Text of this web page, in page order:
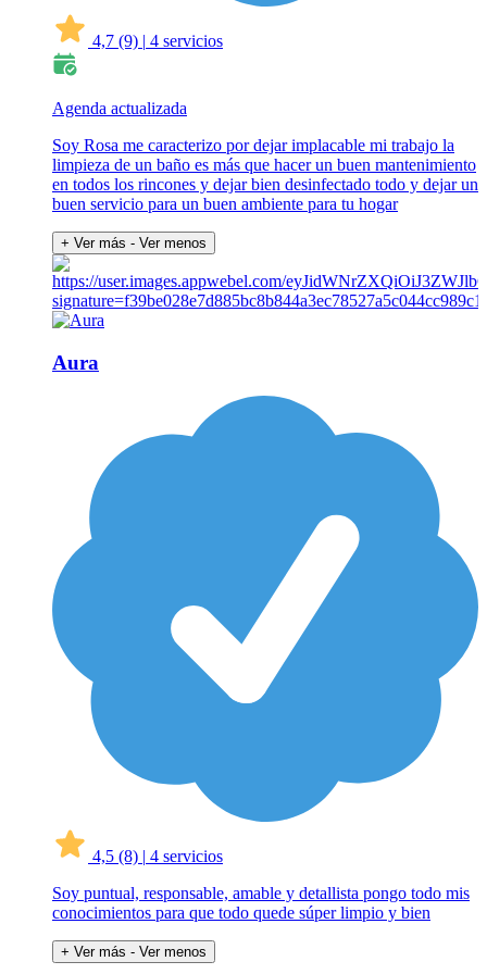
4,7 (9) | 4 servicios
Agenda actualizada
Soy Rosa me caracterizo por dejar implacable mi trabajo la
limpieza de un baño es más que hacer un buen mantenimiento
en todos los rincones y dejar bien desinfectado todo y dejar un
buen servicio para un buen ambiente para tu hogar
+ Ver más - Ver menos
Aura
4,5 (8) | 4 servicios
Soy puntual, responsable, amable y detallista pongo todo mis
conocimientos para que todo quede súper limpio y bien
+ Ver más - Ver menos